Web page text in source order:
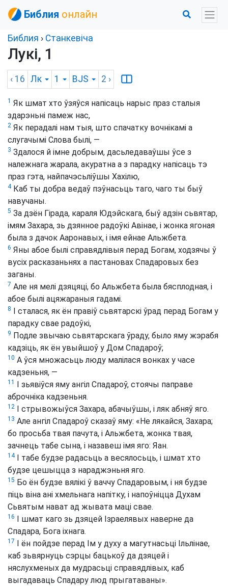
Библия онлайн
Библия › Станкевіча
Лукі, 1
‹ 16 Лк 1 BJS 2 ›
1 Як шмат хто ўзяўся напісаць нарыс праз сталыя
здарэньні памеж нас,
2 Як перадалі нам тыя, што спачатку вочнікамі а
слугачымі Слова былі, —
3 Здалося й імне добрым, дасьледаваўшы ўсе з
належнага жарала, акуратна а з парадку напісаць тэ
праз гэта, найпачэсьліўшы Хахілю,
4Каб ты добра ведаў пэўнасьць таго, чаго ты быў
навучаны.
5 За дзён Гірада, караля Юдэйскага, быў адзін сьвятар,
імям Захара, зь дзянное радоўкі Авінае, і жонка ягоная
была з дачок Ааронавых, і імя ейнае Альжбета.
6 Яны абое былі справядлівыя перад Богам, ходзячы ў
вусіх расказаньнях а пастановах Спадаровых без
заганы.
7 Але ня мелі дзяцяці, бо Альжбета была бясплодная, і
абое былі ацяжараныя гадамі.
8
І сталася, як ён правіў сьвятарскі ўрад перад Богам у
парадку свае радоўкі,
9 Подле звычаю сьвятарскага ўраду, было яму жэрабя
кадзіць, як ён увыйшоў у Дом Спадароў;
10 А ўся множасьць люду малілася вонках у часе
кадзеньня, —
11
І зьявіўся яму ангіл Спадароў, стоячы паправе
аброчніка кадзеньня.
12 І стрывожыўся Захара, абачыўшы, і ляк абняў яго.
13 Але ангіл Спадароў сказаў яму: «Не лякайся, Захара;
бо просьба твая пачута, і Альжбета, жонка твая,
зачнець табе сына, і назавеш імя яго: Яан.
14І табе будзе радасьць а весялосьць, і шмат хто
будзе цешыцца з нараджэньня яго.
15 Бо ён будзе вялікі ў ваччу Спадаровым, і ня будзе
піць віна ані хмельнага напітку, і напоўніцца Духам
Сьвятым нават ад жывата маці свае.
16
І шмат каго зь дзяцей Ізраелявых наверне да
Спадара, Бога іхнага.
17
І ён пойдзе перад Ім у духу а магутнасьці Ільлінае,
каб зьвярнуць сэрцы бацькоў да дзяцей і
няслухменых да мудрасьці справядлівых, каб
выгадаваць Спадару люд прыгатаваны».